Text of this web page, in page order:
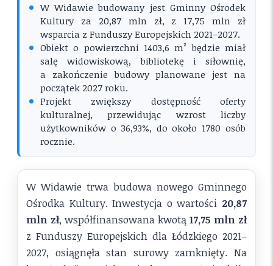
W Widawie budowany jest Gminny Ośrodek
Kultury za 20,87 mln zł, z 17,75 mln zł
wsparcia z Funduszy Europejskich 2021–2027.
Obiekt o powierzchni 1403,6 m² będzie miał
salę widowiskową, bibliotekę i siłownię,
a zakończenie budowy planowane jest na
początek 2027 roku.
Projekt zwiększy dostępność oferty
kulturalnej, przewidując wzrost liczby
użytkowników o 36,93%, do około 1780 osób
rocznie.
W Widawie trwa budowa nowego Gminnego
Ośrodka Kultury. Inwestycja o wartości 20,87
mln zł, współfinansowana kwotą 17,75 mln zł
z Funduszy Europejskich dla Łódzkiego 2021–
2027, osiągnęła stan surowy zamknięty. Na